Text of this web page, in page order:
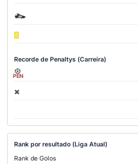
Recorde de Penaltys (Carreira)
PEN
Rank por resultado (Liga Atual)
Rank de Golos